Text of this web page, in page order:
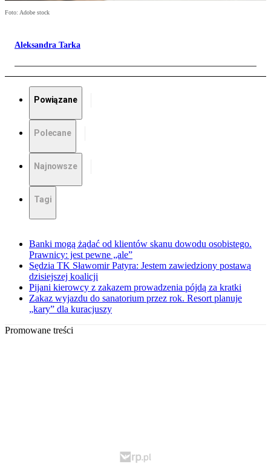
Foto: Adobe stock
Aleksandra Tarka
Powiązane
Polecane
Najnowsze
Tagi
Banki mogą żądać od klientów skanu dowodu osobistego.
Prawnicy: jest pewne „ale”
Sędzia TK Sławomir Patyra: Jestem zawiedziony postawą
dzisiejszej koalicji
Pijani kierowcy z zakazem prowadzenia pójdą za kratki
Zakaz wyjazdu do sanatorium przez rok. Resort planuje
„kary” dla kuracjuszy
Promowane treści